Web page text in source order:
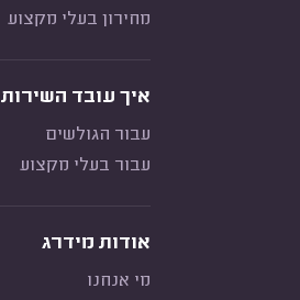
מחירון בעלי מקצוע
איך עובד השירות
עבור הגולשים
עבור בעלי מקצוע
אודות מידרג
מי אנחנו